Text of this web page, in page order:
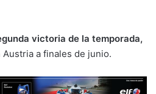
victoria de la temporada,
a finales de junio.